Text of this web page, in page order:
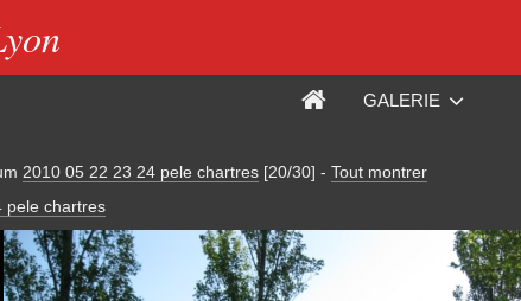
GALERIE
2010 05 22 23 24 pele chartres [20/30] - Tout montrer
pele chartres